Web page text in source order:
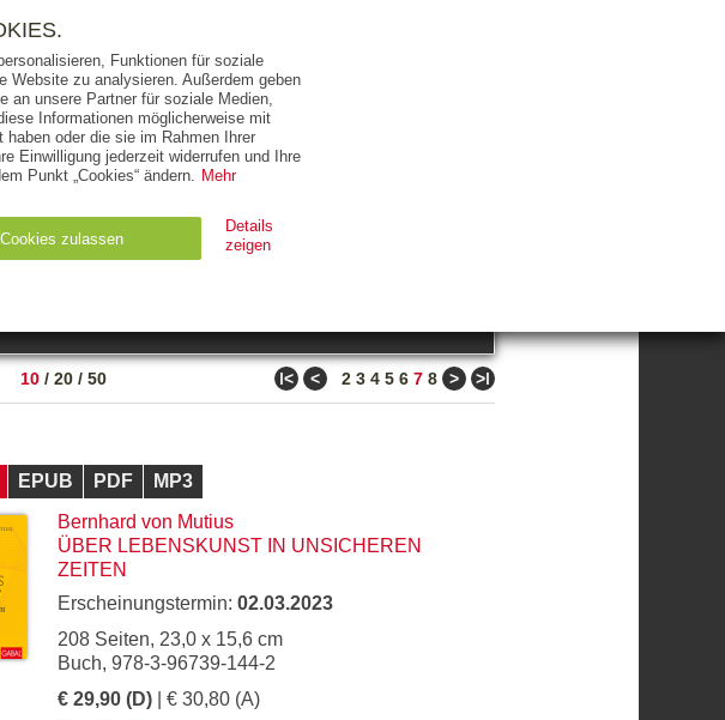
REIHE ZUM THEMA
10 / 20 / 50 ǀ< < 2 3 4 5 6 7 8 > >ǀ
EPUB PDF
MP3
Bernhard von Mutius
ÜBER LEBENSKUNST IN UNSICHEREN
ZEITEN
Erscheinungstermin: 02.03.2023
208 Seiten, 23,0 x 15,6 cm
Buch, 978-3-96739-144-2
€ 29,90 (D) | € 30,80 (A)
UNTERNEHMEN
Funktionen für soziale
Website zu analysieren. Außerdem geben
an unsere Partner für soziale Medien,
Informationen möglicherweise mit
oder die sie im Rahmen Ihrer
Einwilligung jederzeit widerrufen und Ihre
Punkt „Cookies“ ändern. Mehr
Cookies zulassen
Details
zeigen
Ablauf
Typ
Session verwendet HTTP